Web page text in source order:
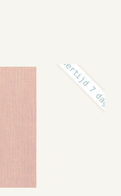
levertijd 7 dagen